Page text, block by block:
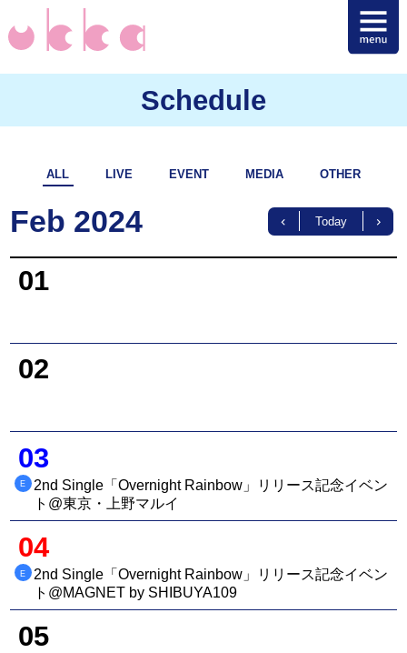
Schedule
ALL LIVE EVENT MEDIA OTHER
Feb 2024 Today
01
02
03
E
2nd Single「Overnight Rainbow」リリース記念イベン
ト@東京・上野マルイ
04
E
2nd Single「Overnight Rainbow」リリース記念イベン
ト@MAGNET by SHIBUYA109
05